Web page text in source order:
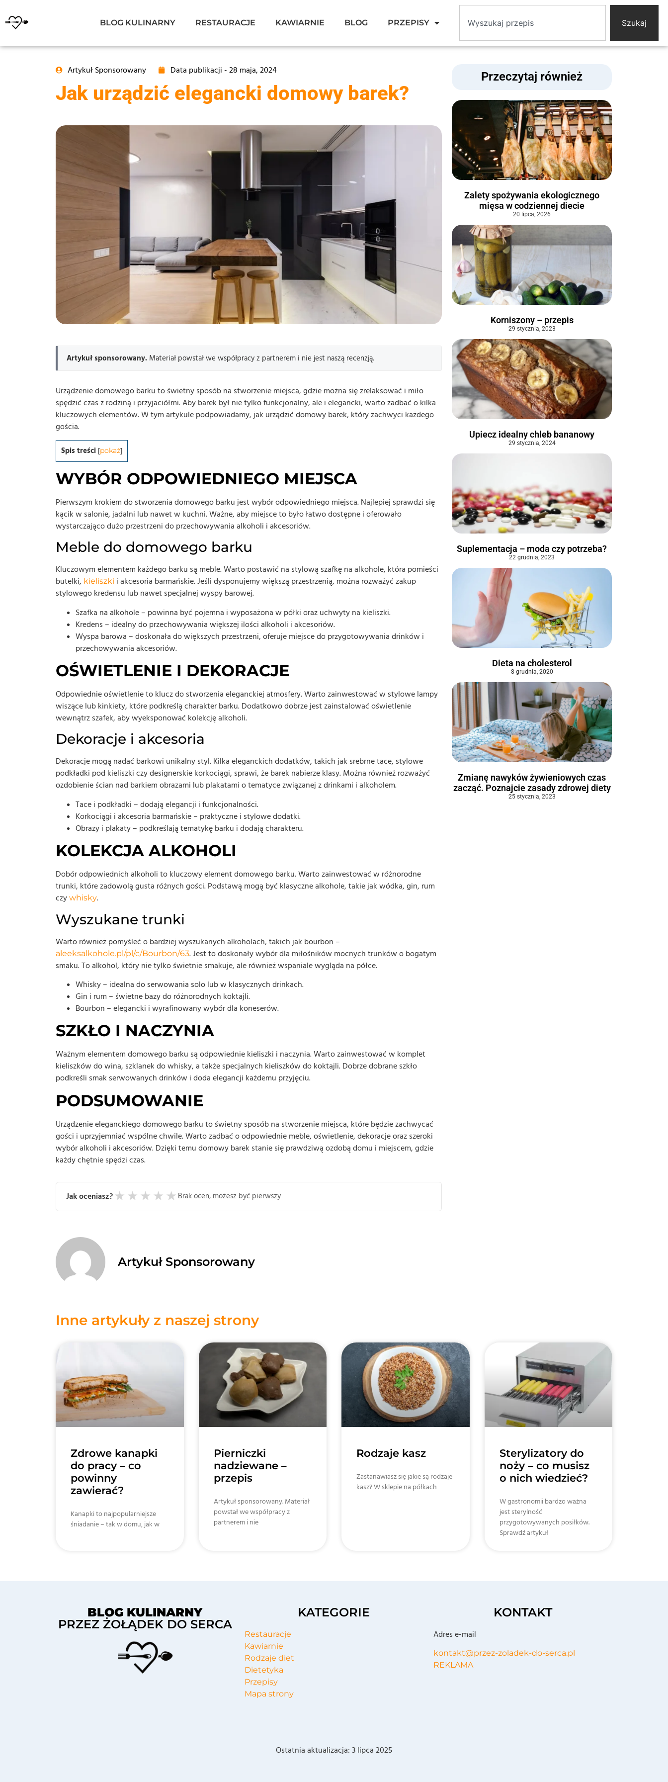
BLOG KULINARNY RESTAURACJE KAWIARNIE BLOG PRZEPISY Szukaj
Artykuł Sponsorowany Data publikacji - 28 maja, 2024
Jak urządzić elegancki domowy barek?
Artykuł sponsorowany.Materiał powstał we współpracy z partnerem i nie jest naszą recenzją.
Urządzenie domowego barku to świetny sposób na stworzenie miejsca, gdzie można się zrelaksować i miło
spędzić czas z rodziną i przyjaciółmi. Aby barek był nie tylko funkcjonalny, ale i elegancki, warto zadbać o kilka
kluczowych elementów. W tym artykule podpowiadamy, jak urządzić domowy barek, który zachwyci każdego
gościa.
Spis treści [pokaż]
WYBÓR ODPOWIEDNIEGO MIEJSCA
Pierwszym krokiem do stworzenia domowego barku jest wybór odpowiedniego miejsca. Najlepiej sprawdzi się
kącik w salonie, jadalni lub nawet w kuchni. Ważne, aby miejsce to było łatwo dostępne i oferowało
wystarczająco dużo przestrzeni do przechowywania alkoholi i akcesoriów.
Meble do domowego barku
Kluczowym elementem każdego barku są meble. Warto postawić na stylową szafkę na alkohole, która pomieści
butelki, kieliszki i akcesoria barmańskie. Jeśli dysponujemy większą przestrzenią, można rozważyć zakup
stylowego kredensu lub nawet specjalnej wyspy barowej.
Szafka na alkohole – powinna być pojemna i wyposażona w półki oraz uchwyty na kieliszki.
Kredens – idealny do przechowywania większej ilości alkoholi i akcesoriów.
Wyspa barowa – doskonała do większych przestrzeni, oferuje miejsce do przygotowywania drinków i
przechowywania akcesoriów.
OŚWIETLENIE I DEKORACJE
Odpowiednie oświetlenie to klucz do stworzenia eleganckiej atmosfery. Warto zainwestować w stylowe lampy
wiszące lub kinkiety, które podkreślą charakter barku. Dodatkowo dobrze jest zainstalować oświetlenie
wewnątrz szafek, aby wyeksponować kolekcję alkoholi.
Dekoracje i akcesoria
Dekoracje mogą nadać barkowi unikalny styl. Kilka eleganckich dodatków, takich jak srebrne tace, stylowe
podkładki pod kieliszki czy designerskie korkociągi, sprawi, że barek nabierze klasy. Można również rozważyć
ozdobienie ścian nad barkiem obrazami lub plakatami o tematyce związanej z drinkami i alkoholem.
Tace i podkładki – dodają elegancji i funkcjonalności.
Korkociągi i akcesoria barmańskie – praktyczne i stylowe dodatki.
Obrazy i plakaty – podkreślają tematykę barku i dodają charakteru.
KOLEKCJA ALKOHOLI
Dobór odpowiednich alkoholi to kluczowy element domowego barku. Warto zainwestować w różnorodne
trunki, które zadowolą gusta różnych gości. Podstawą mogą być klasyczne alkohole, takie jak wódka, gin, rum
czy whisky.
Wyszukane trunki
Warto również pomyśleć o bardziej wyszukanych alkoholach, takich jak bourbon –
aleeksalkohole.pl/pl/c/Bourbon/63. Jest to doskonały wybór dla miłośników mocnych trunków o bogatym
smaku. To alkohol, który nie tylko świetnie smakuje, ale również wspaniale wygląda na półce.
Whisky – idealna do serwowania solo lub w klasycznych drinkach.
Gin i rum – świetne bazy do różnorodnych koktajli.
Bourbon – elegancki i wyrafinowany wybór dla koneserów.
SZKŁO I NACZYNIA
Ważnym elementem domowego barku są odpowiednie kieliszki i naczynia. Warto zainwestować w komplet
kieliszków do wina, szklanek do whisky, a także specjalnych kieliszków do koktajli. Dobrze dobrane szkło
podkreśli smak serwowanych drinków i doda elegancji każdemu przyjęciu.
PODSUMOWANIE
Urządzenie eleganckiego domowego barku to świetny sposób na stworzenie miejsca, które będzie zachwycać
gości i uprzyjemniać wspólne chwile. Warto zadbać o odpowiednie meble, oświetlenie, dekoracje oraz szeroki
wybór alkoholi i akcesoriów. Dzięki temu domowy barek stanie się prawdziwą ozdobą domu i miejscem, gdzie
każdy chętnie spędzi czas.
Jak oceniasz? ★ ★ ★ ★ ★ Brak ocen, możesz być pierwszy
Artykuł Sponsorowany
Przeczytaj również
Zalety spożywania ekologicznego
mięsa w codziennej diecie
20 lipca, 2026
Korniszony – przepis
29 stycznia, 2023
Upiecz idealny chleb bananowy
29 stycznia, 2024
Suplementacja – moda czy potrzeba?
22 grudnia, 2023
Dieta na cholesterol
8 grudnia, 2020
Zmianę nawyków żywieniowych czas
zacząć. Poznajcie zasady zdrowej diety
25 stycznia, 2023
Inne artykuły z naszej strony
Zdrowe kanapki
do pracy – co
powinny
zawierać?
Kanapki to najpopularniejsze
śniadanie – tak w domu, jak w
Pierniczki
nadziewane –
przepis
Artykuł sponsorowany. Materiał
powstał we współpracy z
partnerem i nie
Rodzaje kasz
Zastanawiasz się jakie są rodzaje
kasz? W sklepie na półkach
Sterylizatory do
noży – co musisz
o nich wiedzieć?
W gastronomii bardzo ważna
jest sterylność
przygotowywanych posiłków.
Sprawdź artykuł
BLOG KULINARNY
PRZEZ ŻOŁĄDEK DO SERCA
KATEGORIE
Restauracje
Kawiarnie
Rodzaje diet
Dietetyka
Przepisy
Mapa strony
KONTAKT
Adres e-mail
kontakt@przez-zoladek-do-serca.pl
REKLAMA
Ostatnia aktualizacja: 3 lipca 2025